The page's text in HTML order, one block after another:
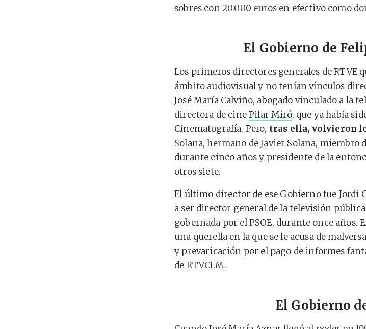
sobres con 20.000 euros en efectivo como
El Gobierno de
Los primeros directores generales de RTVE
ámbito audiovisual y no tenían vínculos
José María Calviño, abogado vinculado a la
directora de cinePilar Miró, que ya había
Cinematografía. Pero, tras ella, volvieron
Solana, hermano de Javier Solana, miembro
durante cinco años y presidente de la
otros siete.
El último director de ese Gobierno fue Jordi
a ser director general de la televisión
gobernada por el PSOE, durante once años.
una querella en la que se le acusa de
y prevaricación por el pago de informes
de RTVCLM.
El Gobierno